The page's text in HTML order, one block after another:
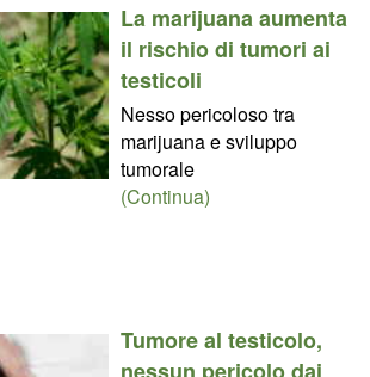
La marijuana aumenta
il rischio di tumori ai
testicoli
Nesso pericoloso tra
marijuana e sviluppo
tumorale
(Continua)
Tumore al testicolo,